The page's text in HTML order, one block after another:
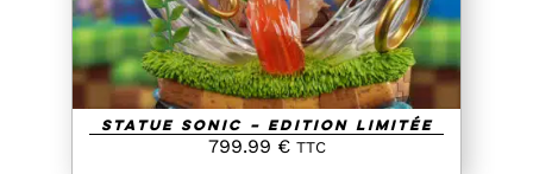
Statue Sonic – Edition Limitée
799.99 € TTC